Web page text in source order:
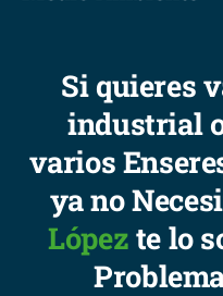
Si quieres
industrial
varios
ya no
Lópezte lo